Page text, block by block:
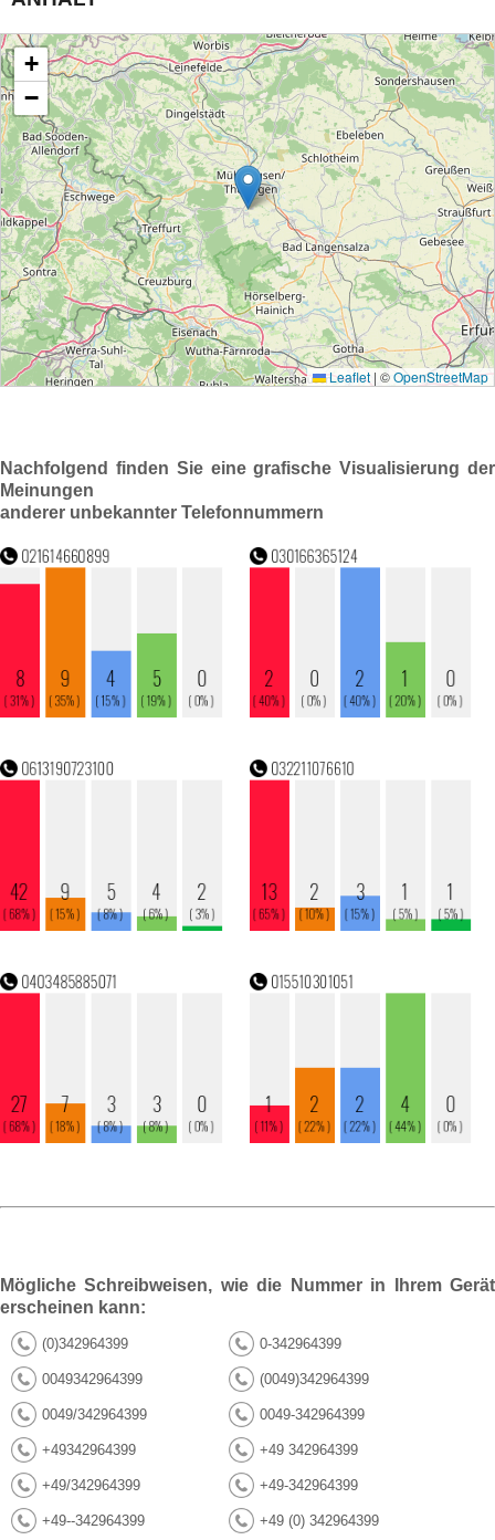
Nachfolgend finden Sie eine grafische Visualisierung der
Meinungen
anderer unbekannter Telefonnummern
Mögliche Schreibweisen, wie die Nummer in Ihrem Gerät
erscheinen kann:
(0)342964399 0-342964399
0049342964399 (0049)342964399
0049/342964399 0049-342964399
+49342964399 +49 342964399
+49/342964399 +49-342964399
+49--342964399 +49 (0) 342964399